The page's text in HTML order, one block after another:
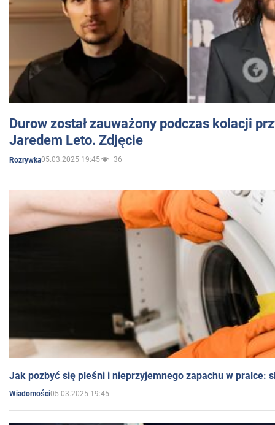
Durow został zauważony podczas kolacji
Jaredem Leto. Zdjęcie
Rozrywka05.03.2025 19:45 36
Jak pozbyć się pleśni i nieprzyjemnego zapachu w pralce:
Wiadomości05.03.2025 19:45